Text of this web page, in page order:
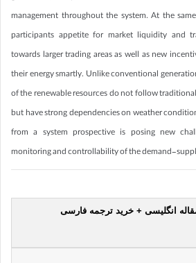
management throughout the system. At the
participants appetite for market liquidity and
towards larger trading areas as well as new
their energy smartly. Unlike conventional
of the renewable resources do not follow
but have strong dependencies on weather
from a system prospective is posing new
monitoring and controllability of the demand-
مقاله انگلیسی + خرید ترجمه فارسی